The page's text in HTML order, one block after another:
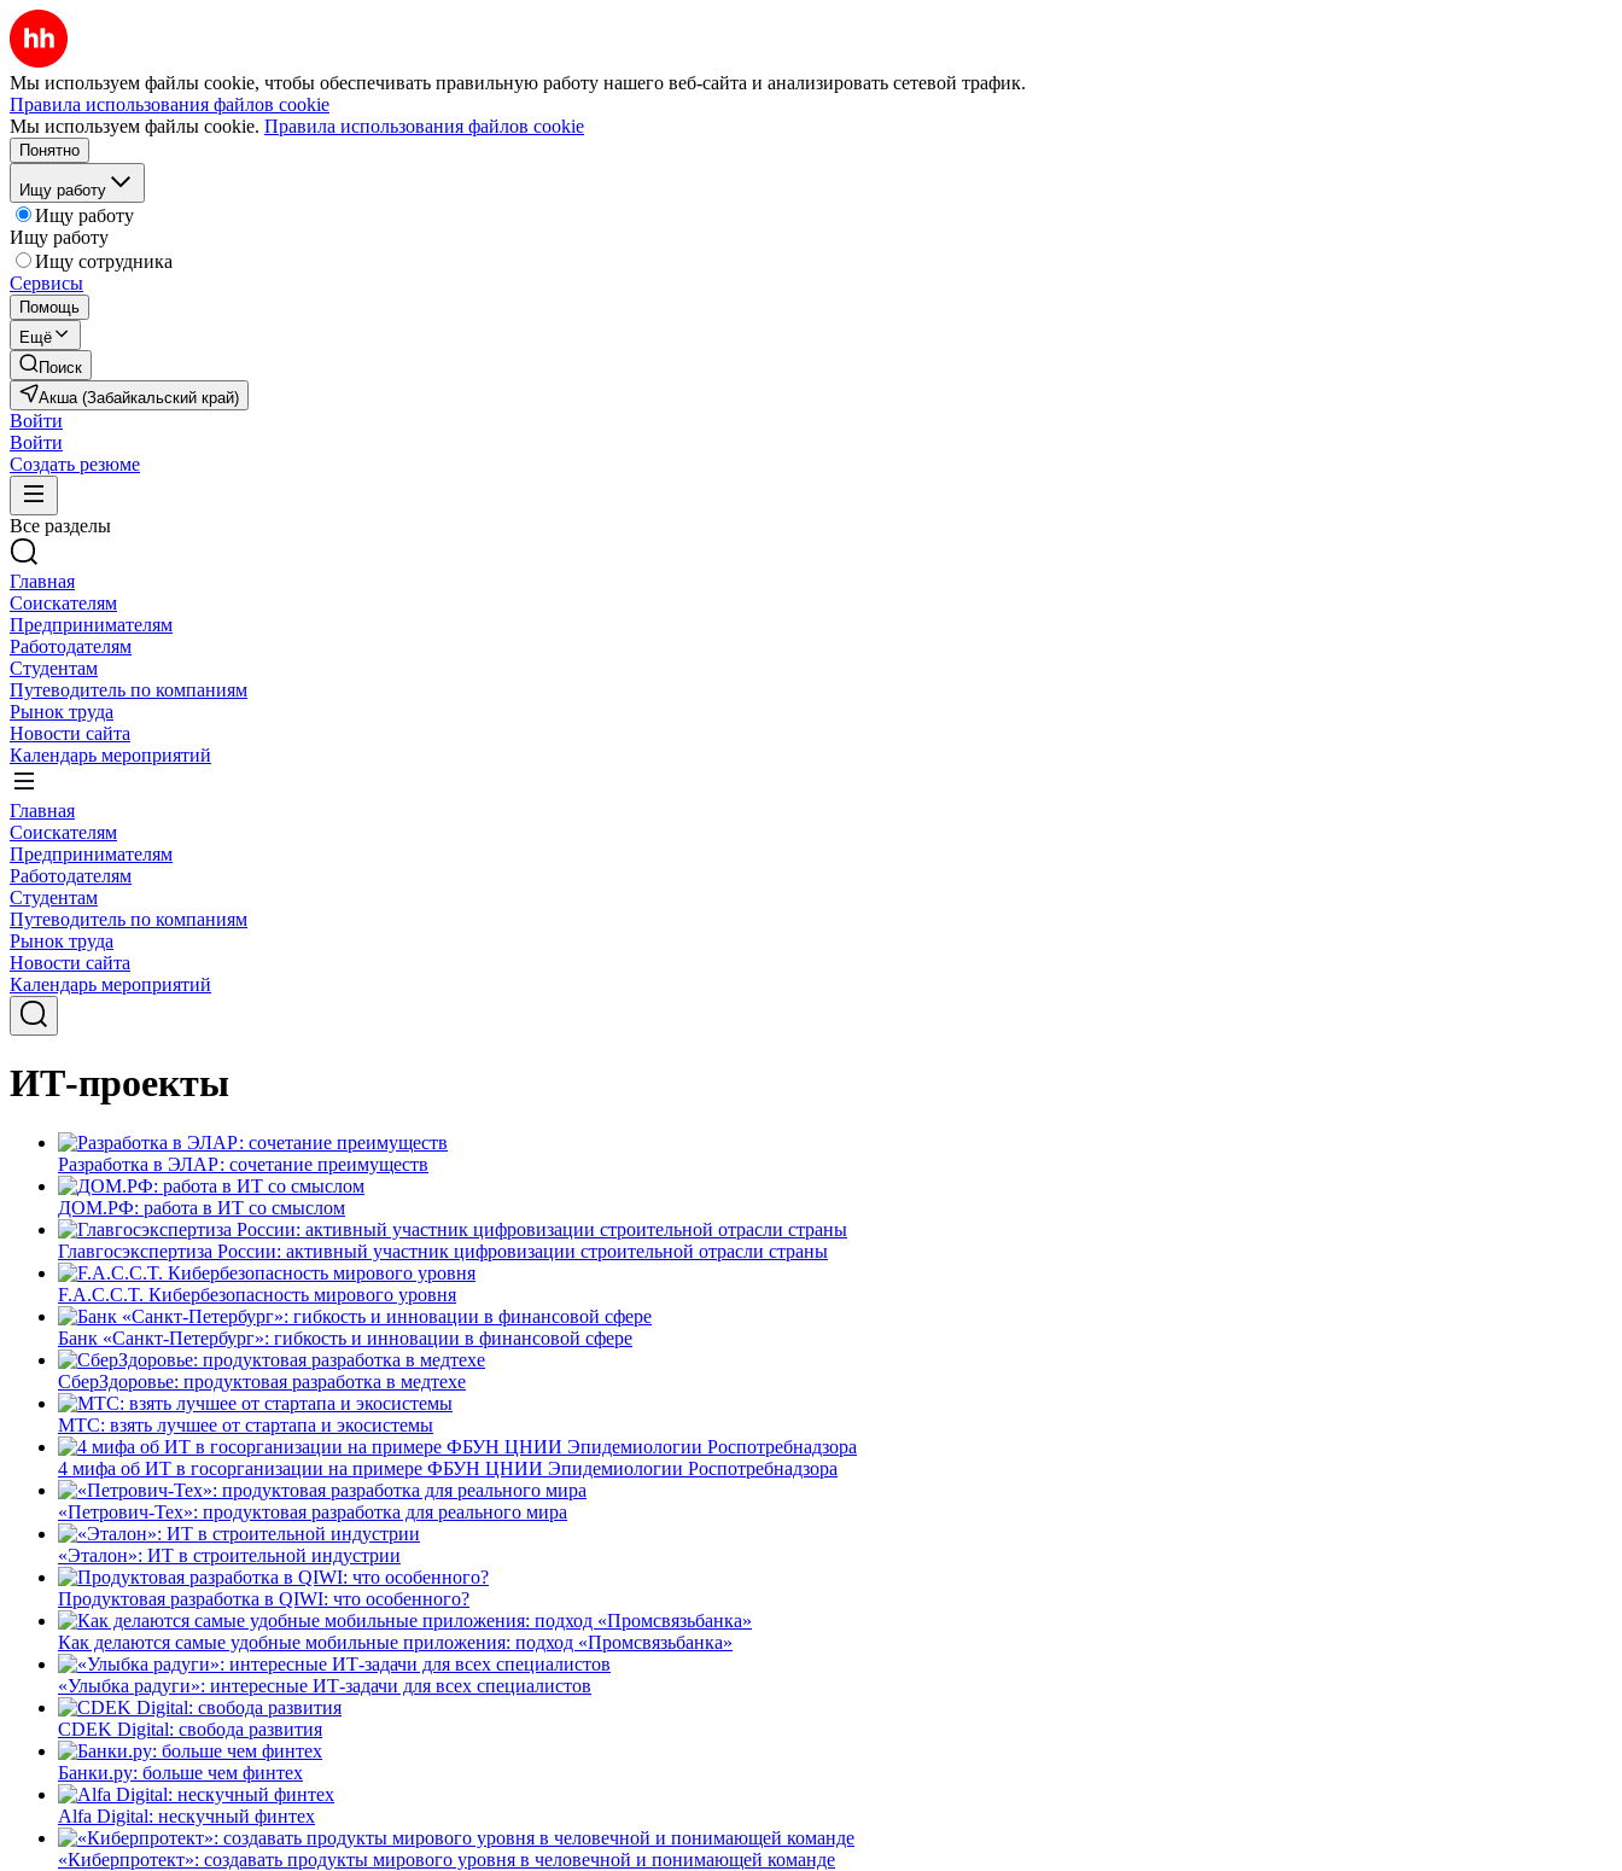
Мы используем файлы cookie, чтобы обеспечивать правильную работу нашего веб-сайта и анализировать сетевой трафик.
Правила использования файлов cookie
Мы используем файлы cookie. Правила использования файлов cookie
Понятно
Ищу работу
Ищу работу
Ищу работу
Ищу сотрудника
Сервисы
Помощь
Ещё
Поиск
Акша (Забайкальский край)
Войти
Войти
Создать резюме
Все разделы
Главная
Соискателям
Предпринимателям
Работодателям
Студентам
Путеводитель по компаниям
Рынок труда
Новости сайта
Календарь мероприятий
Главная
Соискателям
Предпринимателям
Работодателям
Студентам
Путеводитель по компаниям
Рынок труда
Новости сайта
Календарь мероприятий
ИТ-проекты
Разработка в ЭЛАР: сочетание преимуществ
ДОМ.РФ: работа в ИТ со смыслом
Главгосэкспертиза России: активный участник цифровизации строительной отрасли страны
F.A.C.C.T. Кибербезопасность мирового уровня
Банк «Санкт-Петербург»: гибкость и инновации в финансовой сфере
СберЗдоровье: продуктовая разработка в медтехе
МТС: взять лучшее от стартапа и экосистемы
4 мифа об ИТ в госорганизации на примере ФБУН ЦНИИ Эпидемиологии Роспотребнадзора
«Петрович-Тех»: продуктовая разработка для реального мира
«Эталон»: ИТ в строительной индустрии
Продуктовая разработка в QIWI: что особенного?
Как делаются самые удобные мобильные приложения: подход «Промсвязьбанка»
«Улыбка радуги»: интересные ИТ-задачи для всех специалистов
CDEK Digital: свобода развития
Банки.ру: больше чем финтех
Alfa Digital: нескучный финтех
«Киберпротект»: создавать продукты мирового уровня в человечной и понимающей команде